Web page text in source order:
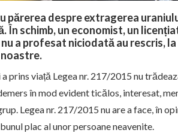
părerea despre extragerea
În schimb, un economist, un
a profesat niciodată au rescris,
prins viață Legea nr. 217/2015 nu
în mod evident ticălos, interesat,
Legea nr. 217/2015 nu are a face, în
plac al unor persoane neavenite.